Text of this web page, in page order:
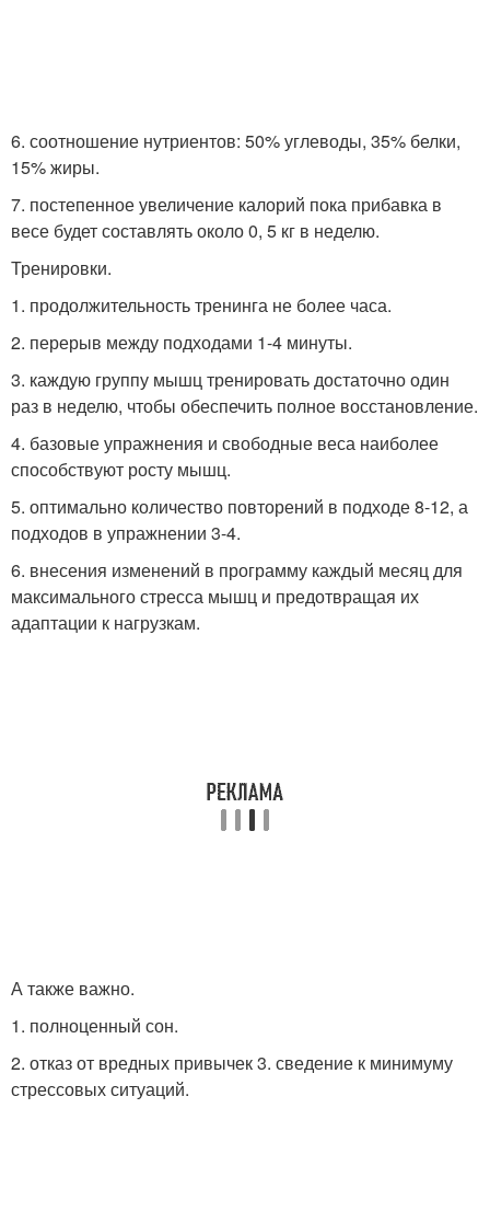
6. соотношение нутриентов: 50% углеводы, 35% белки,
15% жиры.
7. постепенное увеличение калорий пока прибавка в
весе будет составлять около 0, 5 кг в неделю.
Тренировки.
1. продолжительность тренинга не более часа.
2. перерыв между подходами 1-4 минуты.
3. каждую группу мышц тренировать достаточно один
раз в неделю, чтобы обеспечить полное восстановление.
4. базовые упражнения и свободные веса наиболее
способствуют росту мышц.
5. оптимально количество повторений в подходе 8-12, а
подходов в упражнении 3-4.
6. внесения изменений в программу каждый месяц для
максимального стресса мышц и предотвращая их
адаптации к нагрузкам.
А также важно.
1. полноценный сон.
2. отказ от вредных привычек 3. сведение к минимуму
стрессовых ситуаций.